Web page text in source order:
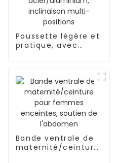
Poussette légère et
pratique, avec
positions
Bande ventrale de
maternité/ceinture